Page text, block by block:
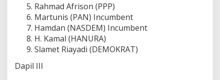
Rahmad Afrison (PPP)
Martunis (PAN) Incumbent
Hamdan (NASDEM) Incumbent
H. Kamal (HANURA)
Slamet Riayadi (DEMOKRAT)
Dapil III